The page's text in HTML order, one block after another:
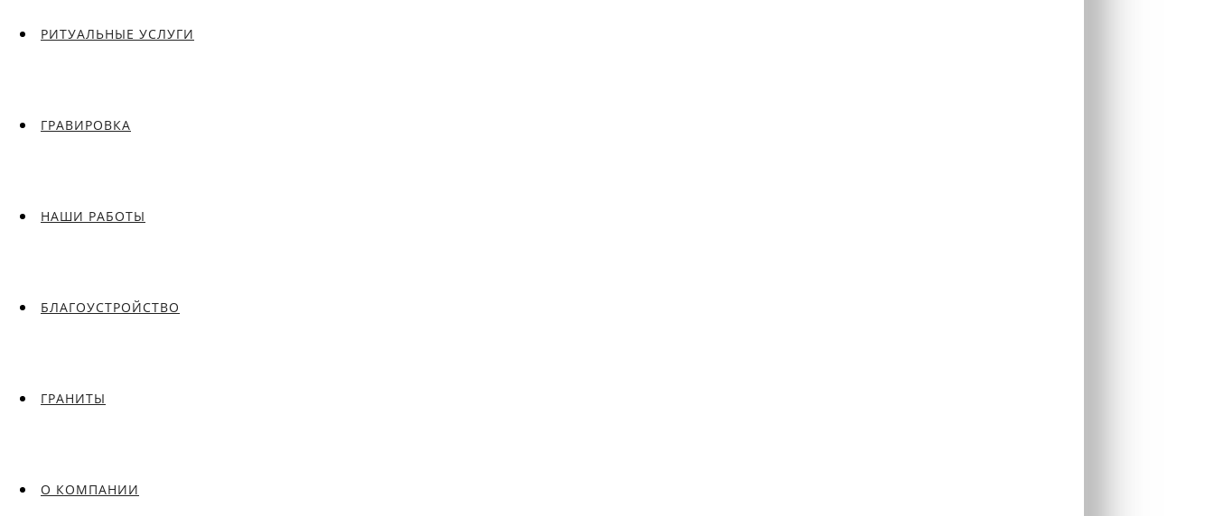
РИТУАЛЬНЫЕ УСЛУГИ
ГРАВИРОВКА
НАШИ РАБОТЫ
БЛАГОУСТРОЙСТВО
ГРАНИТЫ
О КОМПАНИИ